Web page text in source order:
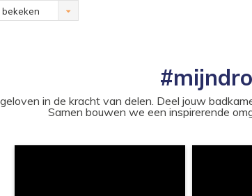
bekeken
in de kracht van delen. Deel jouw
Samen bouwen we een inspirerende